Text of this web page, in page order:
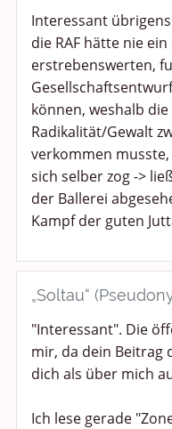
Interessant
die RAF hätte nie
erstrebenswerten,
können, weshalb
Radikalität/Gewalt
verkommen
sich selber zog ->
der Ballerei
Kampf der guten
„Soltau“
"Interessant". Die
mir, da dein Beitrag
dich als über mich
Ich lese gerade